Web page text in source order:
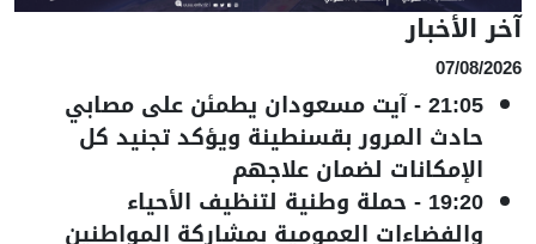
آخر الأخبار
07/08/2026
21:05
-آيت مسعودان يطمئن على مصابي
حادث المرور بقسنطينة ويؤكد تجنيد كل
الإمكانات لضمان علاجهم
19:20
- حملة وطنية لتنظيف الأحياء
والفضاءات العمومية بمشاركة المواطنين